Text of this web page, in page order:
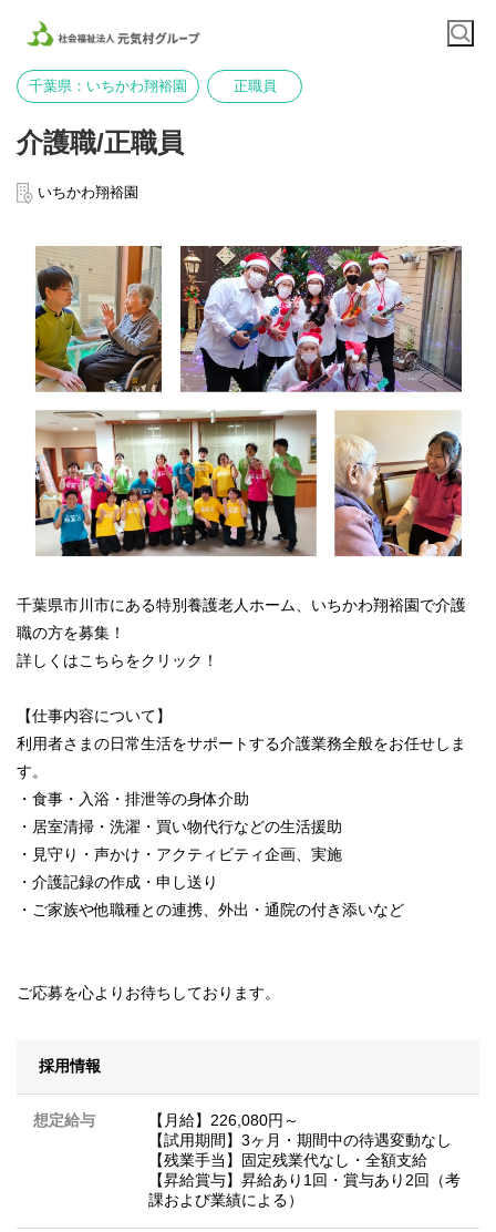
千葉県：いちかわ翔裕園 正職員
介護職/正職員
いちかわ翔裕園
千葉県市川市にある特別養護老人ホーム、いちかわ翔裕園で介護
職の方を募集！
詳しくはこちらをクリック！
【仕事内容について】
利用者さまの日常生活をサポートする介護業務全般をお任せしま
す。
・食事・入浴・排泄等の身体介助
・居室清掃・洗濯・買い物代行などの生活援助
・見守り・声かけ・アクティビティ企画、実施
・介護記録の作成・申し送り
・ご家族や他職種との連携、外出・通院の付き添いなど
ご応募を心よりお待ちしております。
採用情報
想定給与
【月給】226,080円～
【試用期間】3ヶ月・期間中の待遇変動なし
【残業手当】固定残業代なし・全額支給
【昇給賞与】昇給あり1回・賞与あり2回（考
課および業績による）